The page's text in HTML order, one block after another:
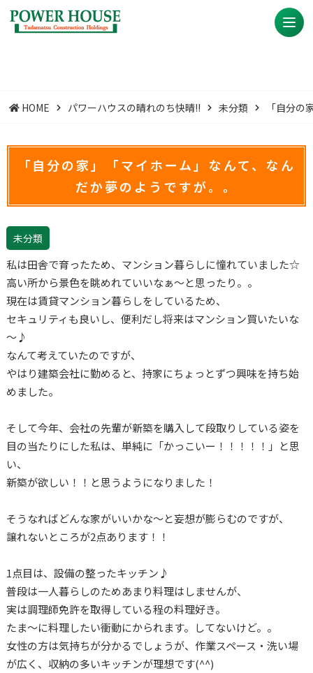
HOME パワーハウスの晴れのち快晴!! 未分類 「自分
「自分の家」「マイホーム」なんて、なん
だか夢のようですが。。
未分類
私は田舎で育ったため、マンション暮らしに憧れていました☆
高い所から景色を眺めれていいなぁ～と思ったり。。
現在は賃貸マンション暮らしをしているため、
セキュリティも良いし、便利だし将来はマンション買いたいな
～♪
なんて考えていたのですが、
やはり建築会社に勤めると、持家にちょっとずつ興味を持ち始
めました。
そして今年、会社の先輩が新築を購入して段取りしている姿を
目の当たりにした私は、単純に「かっこいー！！！！！」と思
い、
新築が欲しい！！と思うようになりました！
そうなればどんな家がいいかな～と妄想が膨らむのですが、
譲れないところが2点あります！！
1点目は、設備の整ったキッチン♪
普段は一人暮らしのためあまり料理はしませんが、
実は調理師免許を取得している程の料理好き。
たま～に料理したい衝動にかられます。してないけど。。
女性の方は気持ちが分かるでしょうが、作業スペース・洗い場
が広く、収納の多いキッチンが理想です(^^)